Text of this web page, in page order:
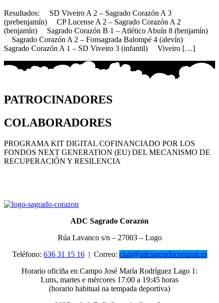
Resultados: SD Viveiro A 2 – Sagrado Corazón A 3
(prebenjamín) CP Lucense A 2 – Sagrado Corazón A 2
(benjamín) Sagrado Corazón B 1 – Atlético Abuín 8 (benjamín)
Sagrado Corazón A 2 – Fonsagrada Balompé 4 (alevín)
Sagrado Corazón A 1 – SD Viveiro 3 (infantil) Viveiro […]
PATROCINADORES
COLABORADORES
PROGRAMA KIT DIGITAL COFINANCIADO POR LOS
FONDOS NEXT GENERATION (EU) DEL MECANISMO DE
RECUPERACIÓN Y RESILENCIA
ADC Sagrado Corazón
Rúa Lavanco s/n – 27003 – Lugo
Teléfono: 636 31 15 16| Correo: club@adcsagradocorazon.es
Horario oficiña en Campo José María Rodríguez Lago 1:
Luns, martes e mércores 17:00 a 19:45 horas
(horario habitual na tempada deportiva)